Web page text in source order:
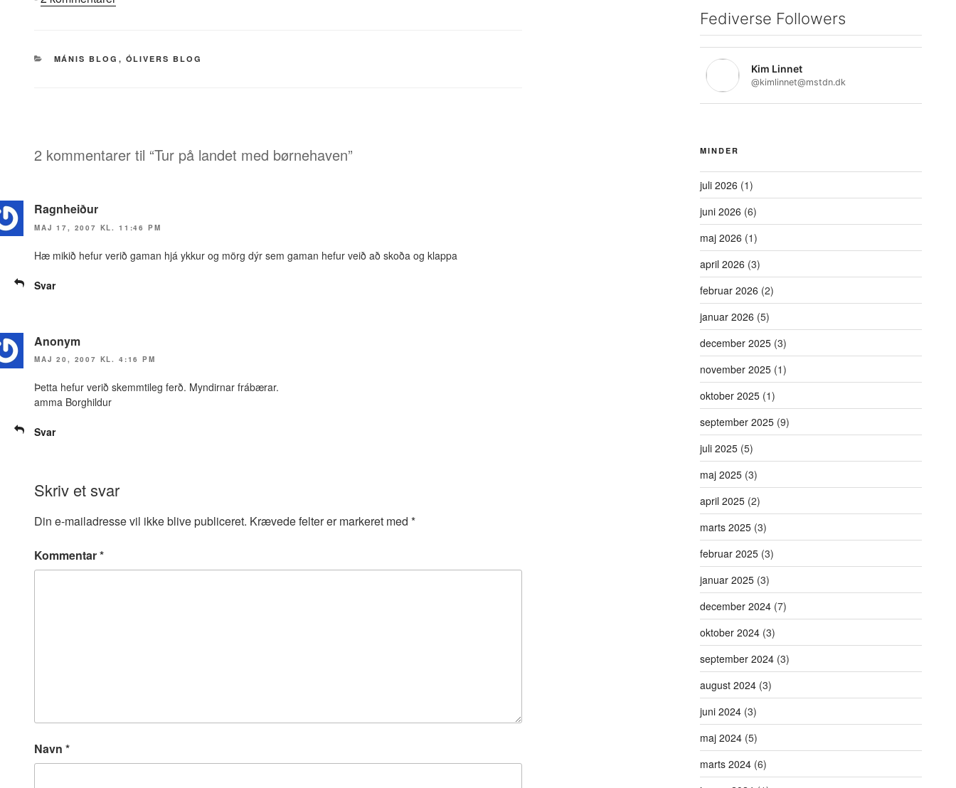
med
KATEGORIER
MÁNIS BLOG , ÓLIVERS BLOG
2 kommentarer til “Tur på landet med børnehaven”
Ragnheiður
MAJ 17, 2007 KL. 11:46 PM
Hæ mikið hefur verið gaman hjá ykkur og mörg dýr sem gaman hefur veið að skoða og klappa
Svar
Anonym
MAJ 20, 2007 KL. 4:16 PM
Þetta hefur verið skemmtileg ferð. Myndirnar frábærar.
amma Borghildur
Svar
Skriv et svar
Din e-mailadresse vil ikke blive publiceret. Krævede felter er markeret med *
Kommentar*
Navn *
Fediverse Followers
Kim Linnet
@kimlinnet@mstdn.dk
MINDER
juli 2026 (1)
juni 2026 (6)
maj 2026 (1)
april 2026 (3)
februar 2026 (2)
januar 2026 (5)
december 2025 (3)
november 2025 (1)
oktober 2025 (1)
september 2025 (9)
juli 2025 (5)
maj 2025 (3)
april 2025 (2)
marts 2025 (3)
februar 2025 (3)
januar 2025 (3)
december 2024 (7)
oktober 2024 (3)
september 2024 (3)
august 2024 (3)
juni 2024 (3)
maj 2024 (5)
marts 2024 (6)